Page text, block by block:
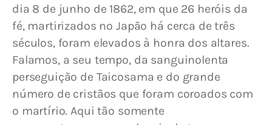
dia 8 de junho de 1862, em que 26 heróis da
fé, martirizados no Japão há cerca de três
séculos, foram elevados à honra dos altares.
Falamos, a seu tempo, da sanguinolenta
perseguição de Taicosama e do grande
número de cristãos que foram coroados com
o martírio. Aqui tão somente